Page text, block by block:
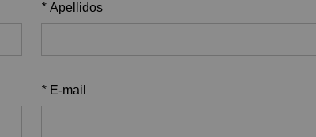
* Apellidos
* E-mail